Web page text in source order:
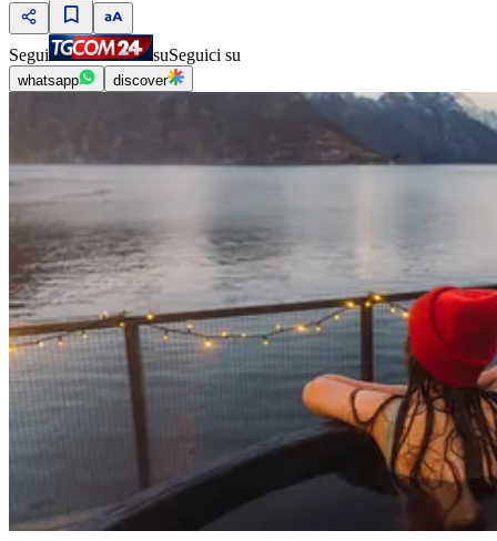
Segui suSeguici su
whatsapp discover